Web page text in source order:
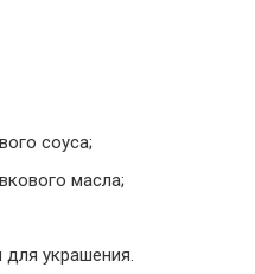
соуса;
масла;
украшения.